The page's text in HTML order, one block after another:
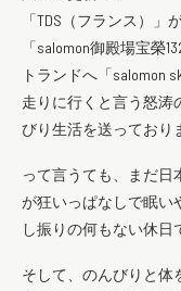
「TDS（フランス）
「salomon御殿場宝榮
トランドへ「salomon
走りに行くと言う怒涛
びり生活を送っており
って言うても、まだ日
が狂いっぱなしで眠い
し振りの何もない休日
そして、のんびりと体